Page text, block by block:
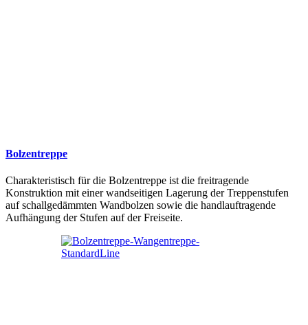
Bolzentreppe
Charakteristisch für die Bolzentreppe ist die freitragende
Konstruktion mit einer wandseitigen Lagerung der Treppenstufen
auf schallgedämmten Wandbolzen sowie die handlauftragende
Aufhängung der Stufen auf der Freiseite.